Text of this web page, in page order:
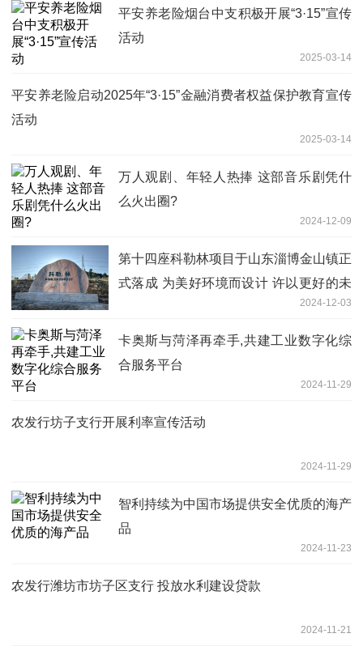
平安养老险烟台中支积极开展“3·15”宣传
活动
2025-03-14
平安养老险启动2025年“3·15”金融消费者权益保护教育宣传
活动
2025-03-14
万人观剧、年轻人热捧 这部音乐剧凭什
么火出圈?
2024-12-09
第十四座科勒林项目于山东淄博金山镇正
式落成 为美好环境而设计 许以更好的未
2024-12-03
卡奥斯与菏泽再牵手,共建工业数字化综
合服务平台
2024-11-29
农发行坊子支行开展利率宣传活动
2024-11-29
智利持续为中国市场提供安全优质的海产
品
2024-11-23
农发行潍坊市坊子区支行 投放水利建设贷款
2024-11-21